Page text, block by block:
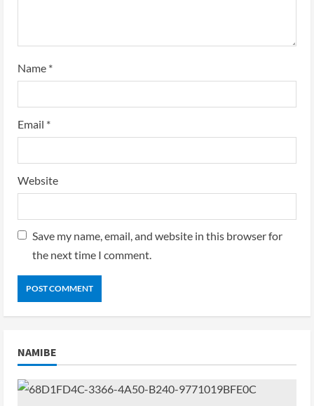
Name *
Email *
Website
Save my name, email, and website in this browser for
the next time I comment.
NAMIBE